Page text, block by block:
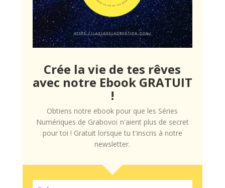
Crée la vie de tes rêves
avec notre Ebook GRATUIT
!
Obtiens notre ebook pour que les Séries
Numériques de Grabovoï n'aient plus de secret
pour toi ! Gratuit lorsque tu t'inscris à notre
newsletter.